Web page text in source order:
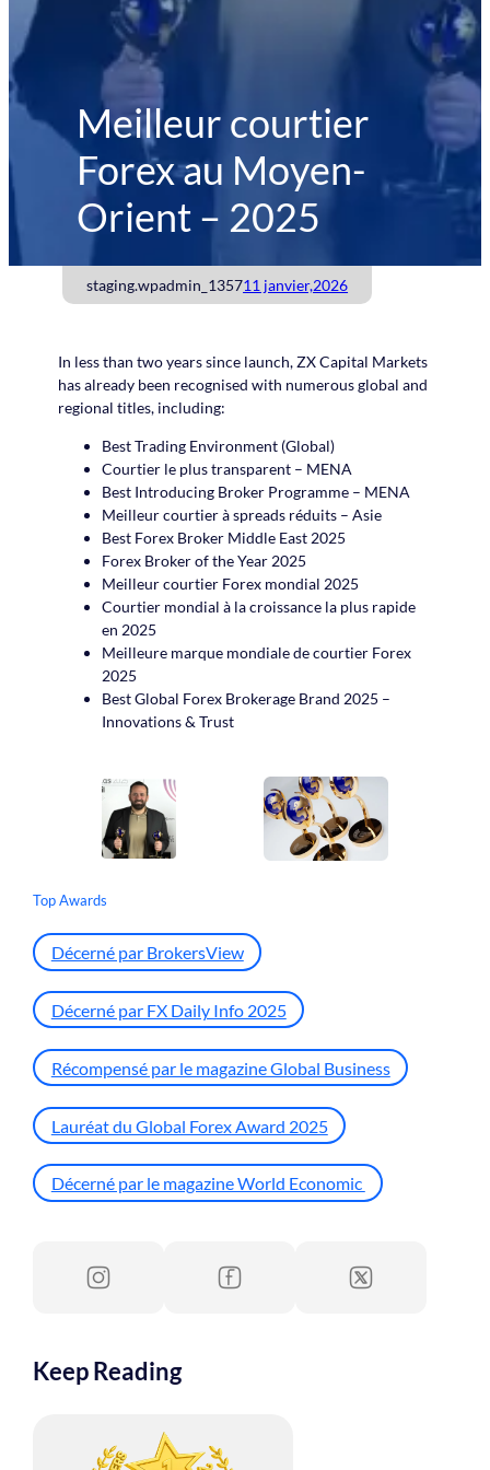
Meilleur courtier
Forex au Moyen-
Orient – ​​2025
staging.wpadmin_135711 janvier,2026
In less than two years since launch, ZX Capital Markets
has already been recognised with numerous global and
regional titles, including:
Best Trading Environment (Global)
Courtier le plus transparent – ​​MENA
Best Introducing Broker Programme – MENA
Meilleur courtier à spreads réduits – Asie
Best Forex Broker Middle East 2025
Forex Broker of the Year 2025
Meilleur courtier Forex mondial 2025
Courtier mondial à la croissance la plus rapide
en 2025
Meilleure marque mondiale de courtier Forex
2025
Best Global Forex Brokerage Brand 2025 –
Innovations & Trust
Top Awards
Décerné par BrokersView
Décerné par FX Daily Info 2025
Récompensé par le magazine Global Business
Lauréat du Global Forex Award 2025
Décerné par le magazine World Economic
Keep Reading